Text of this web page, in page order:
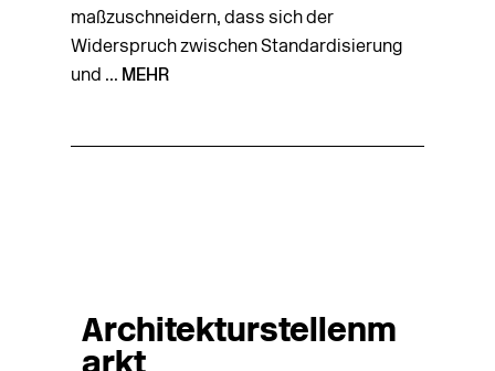
maßzuschneidern, dass sich der
Widerspruch zwischen Standardisierung
und ... MEHR
Architekturstellenm